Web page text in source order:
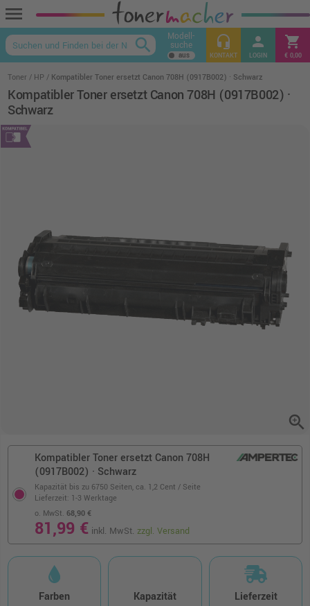
menu
keyboard_arrow_up
search Modell-
suche headset_mic
KONTAKT
person
LOGIN
shopping_cart
€ 0,00
Toner HP Kompatibler Toner ersetzt Canon 708H (0917B002) · Schwarz
Kompatibler Toner ersetzt Canon 708H (0917B002) ·
Schwarz
zoom_in
Kompatibler Toner ersetzt Canon 708H
(0917B002) · Schwarz
Kapazität bis zu 6750 Seiten, ca. 1,2 Cent / Seite
o. MwSt. 68,90 €
81,99 € inkl. MwSt.zzgl. Versand
Lieferzeit: 1-3 Werktage
Farben Kapazität Lieferzeit